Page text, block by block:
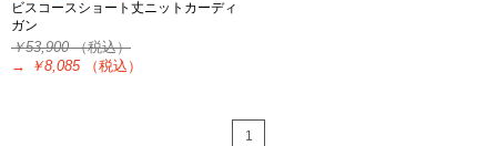
ビスコースショート丈ニットカーディ
ガン
￥53,900（税込）
→
￥8,085 （税込）
1